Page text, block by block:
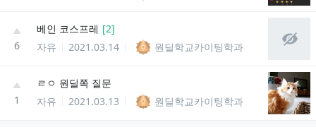
6
베인 코스프레 [2]
자유
2021.03.14 원딜학교카이팅학과
1
ㄹㅇ 원딜쪽 질문
자유
2021.03.13 원딜학교카이팅학과